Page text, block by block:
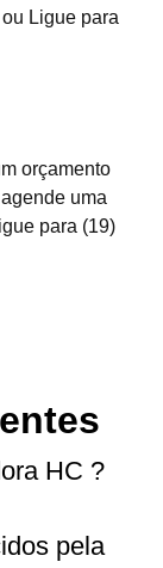
Ligue para
orçamento
uma
para (19)
HC ?
pela